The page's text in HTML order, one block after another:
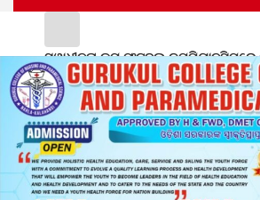
ସ୍ୱାଧୀନତା କପ ଫୁଟବଲ ଚମ୍ପିୟାନସିପରେ
ବିଜୟୀ
ପୋଲିସ ପକ୍ଷରୁ ଅଭିଯୁକ୍ତଙ୍କ କବଜାରୁ
ଅଭିଯୁକ୍ତ ଗିରଫ
ନର୍ଲାରେ ୮୦ତମ ସ୍ୱାଧିନତା ଦିବସ ପାଳନ
କୋରାପୁଟରେ ଚାଞ୍ଚଲ୍ୟ: ଯୁବତୀଙ୍କୁ